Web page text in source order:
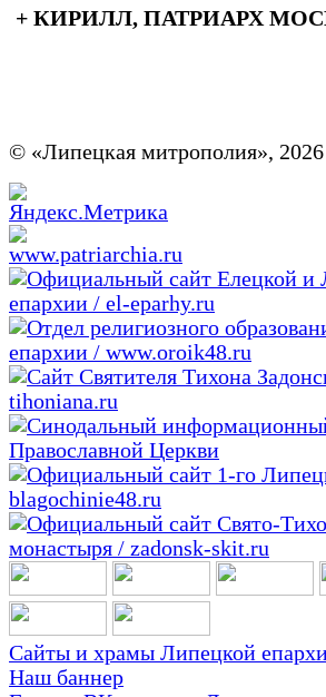
+ КИРИЛЛ, ПАТРИАРХ
© «Липецкая митрополия», 2026
Сайты и храмы Липецкой
Наш баннер